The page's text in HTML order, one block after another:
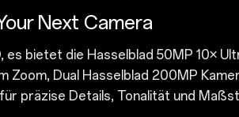
Next Camera
, es bietet die Hasselblad 50MP 10×
Zoom, Dual Hasselblad 200MP
präzise Details, Tonalität und